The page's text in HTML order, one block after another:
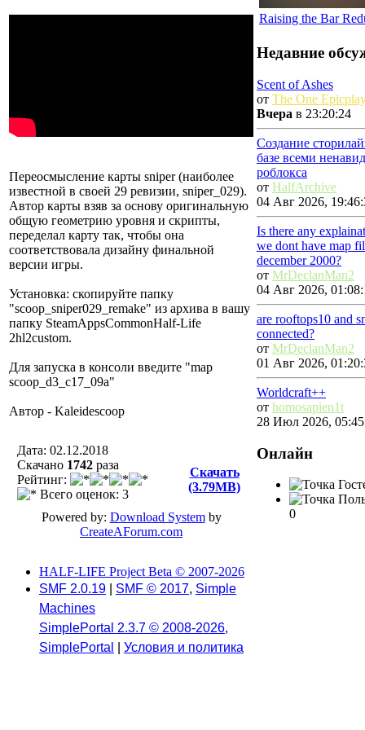
Переосмысление карты sniper (наиболее
известной в своей 29 ревизии, sniper_029).
Автор карты взяв за основу оригинальную
общую геометрию уровня и скрипты,
переделал карту так, чтобы она
соответствовала дизайну финальной
версии игры.
Установка: скопируйте папку
"scoop_sniper029_remake" из архива в вашу
папку SteamAppsCommonHalf-Life
2hl2custom.
Для запуска в консоли введите "map
scoop_d3_c17_09a"
Автор - Kaleidescoop
Дата: 02.12.2018
Скачано 1742 разa
Рейтинг:
Всего оценок: 3
Скачать
(3.79MB)
Powered by: Download Systemby
CreateAForum.com
Raising the Bar
Недавние
Scent of Ashes
от The One
Вчера в 23:20:24
Создание
базе всеми
роблокса
от HalfArchive
04 Авг 2026,
Is there any
we dont have map
december 2000?
от MrDeclanMan2
04 Авг 2026,
are rooftops10 and
connected?
от MrDeclanMan2
01 Авг 2026,
Worldcraft++
от homosapien1t
28 Июл 2026,
Онлайн
0
HALF-LIFE Project Beta © 2007-2026
SMF 2.0.19
SMF © 2017, Simple
Machines
SimplePortal 2.3.7 © 2008-2026,
SimplePortal
Условия и политика